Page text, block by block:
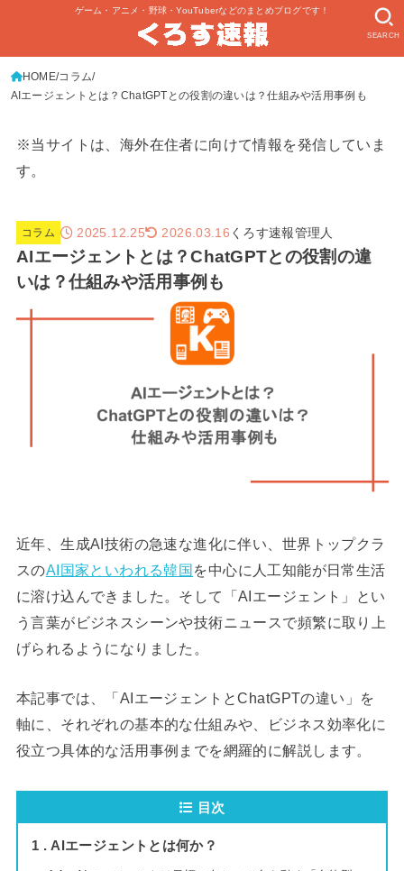
ゲーム・アニメ・野球・YouTuberなどのまとめブログです！
SEARCH
HOME コラム
AIエージェントとは？ChatGPTとの役割の違いは？仕組みや活用事例も
※当サイトは、海外在住者に向けて情報を発信していま
す。
コラム 2025.12.25 2026.03.16 くろす速報管理人
AIエージェントとは？ChatGPTとの役割の違
いは？仕組みや活用事例も
近年、生成AI技術の急速な進化に伴い、世界トップクラ
スのAI国家といわれる韓国を中心に人工知能が日常生活
に溶け込んできました。そして「AIエージェント」とい
う言葉がビジネスシーンや技術ニュースで頻繁に取り上
げられるようになりました。
本記事では、「AIエージェントとChatGPTの違い」を
軸に、それぞれの基本的な仕組みや、ビジネス効率化に
役立つ具体的な活用事例までを網羅的に解説します。
目次
1 AIエージェントとは何か？